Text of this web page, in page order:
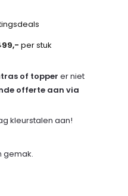
per stuk
of topper er niet
offerte aan via
kleurstalen aan!
gemak.